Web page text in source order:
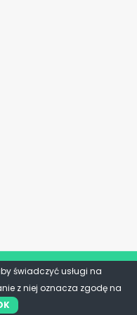
świadczyć usługi na
z niej oznacza zgodę na